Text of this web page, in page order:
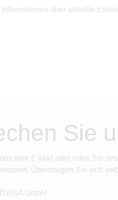
Informationen über aktuelle
Sie
eine E-Mail oder rufen Sie
Überzeugen Sie sich
GmbH